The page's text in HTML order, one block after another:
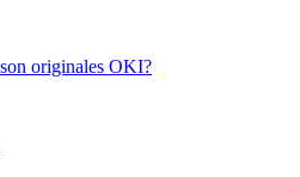
originales OKI?